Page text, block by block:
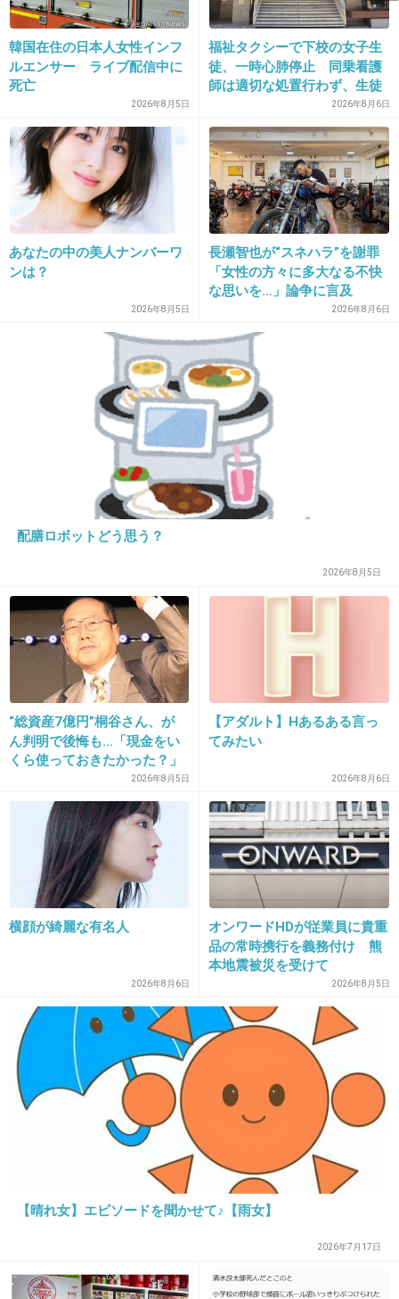
しかも未だに騙されたのに気付いてない。
+66 -0
エステのモニターは高確率で、継続を薦められ
ます。
（私は謝礼なしの新聞広告で行って契約しちゃ
いました・・・）
何を言われても断れる気持ちがあれば、リラッ
できますし、謝礼ももらえるならいいと思いま
旦那様に頼らないで綺麗になりたい気持ち、素
敵だと思います。
でもエステは、みなさんおっしゃるように 断
大変です。
16. 匿名2015/07/23(木) 15:08:54
+6 -6
たしかに身なりを整えるのは女として大事だけ
ど、まだ四ヶ月の子供がいるならそこまでしな
くていいのでは？芸能人のように見られること
を仕事にしてる人ではないんですよね？リスク
を犯さず、自宅で自分でできる簡単なことから
始めては？
+31 -3
独身で働いてるけどエステなんて行けないよ
+38
韓国在住の日本人女性インフ
ルエンサー ライブ配信中に
死亡
2026年8月5日
福祉タクシーで下校の女子生
徒、一時心肺停止 同乗看護
師は適切な処置行わず、生徒
2026年8月6日
あなたの中の美人ナンバーワ
ンは？
2026年8月5日
長瀬智也が“スネハラ”を謝罪
「女性の方々に多大なる不快
な思いを…」論争に言及
2026年8月6日
配膳ロボットどう思う？
2026年8月5日
“総資産7億円”桐谷さん、が
ん判明で後悔も…「現金をい
くら使っておきたかった？」
2026年8月5日
【アダルト】Hあるある言っ
てみたい
2026年8月6日
横顔が綺麗な有名人
2026年8月6日
オンワードHDが従業員に貴重
品の常時携行を義務付け 熊
本地震被災を受けて
2026年8月5日
【晴れ女】エピソードを聞かせて♪【雨女】
2026年7月17日